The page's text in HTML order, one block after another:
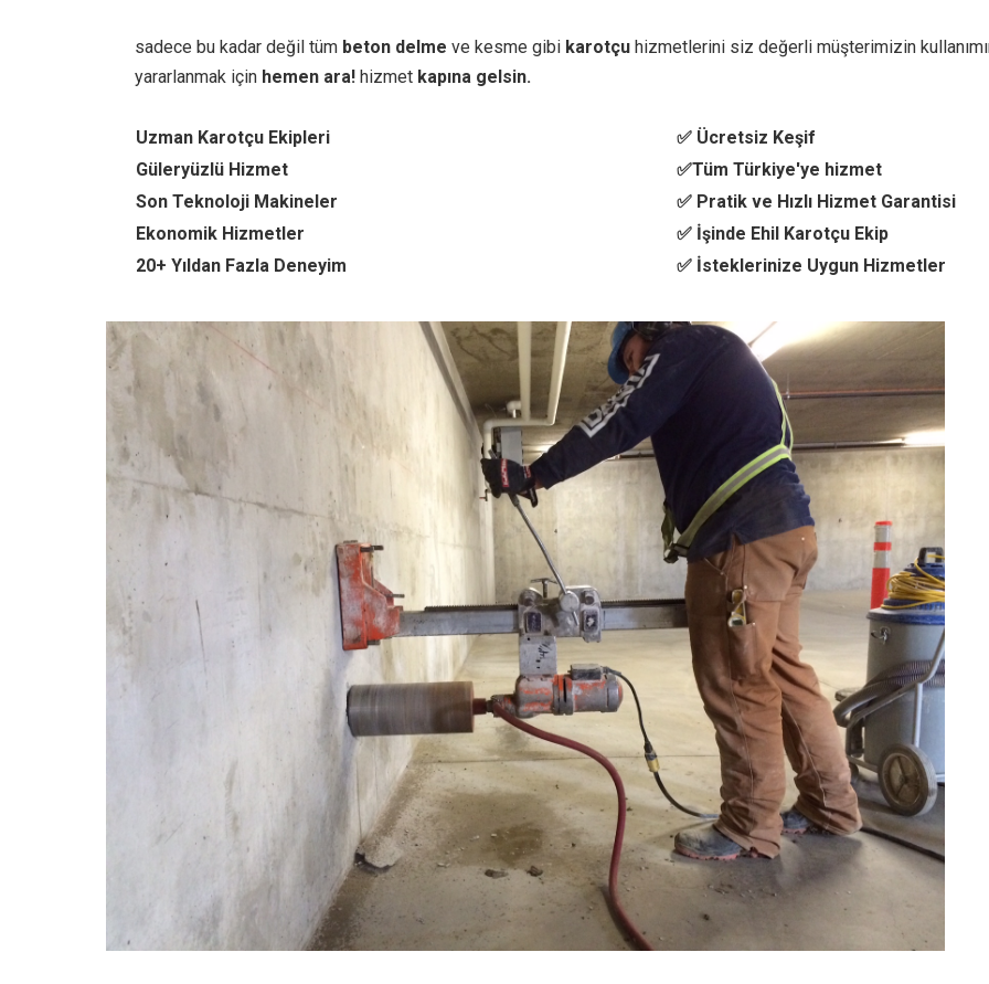
sadece bu kadar değil tüm beton delme ve kesme gibi karotçu hizmetlerini siz değerli müşterimizin
yararlanmak için hemen ara! hizmet kapına gelsin.
Uzman Karotçu Ekipleri
✅ Ücretsiz Keşif
Güleryüzlü Hizmet
✅Tüm Türkiye'ye hizmet
Son Teknoloji Makineler
✅ Pratik ve Hızlı Hizmet Garantisi
Ekonomik Hizmetler
✅ İşinde Ehil Karotçu Ekip
20+ Yıldan Fazla Deneyim
✅ İsteklerinize Uygun Hizmetler